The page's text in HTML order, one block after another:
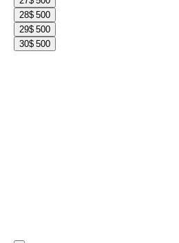
28$ 500
29$ 500
30$ 500